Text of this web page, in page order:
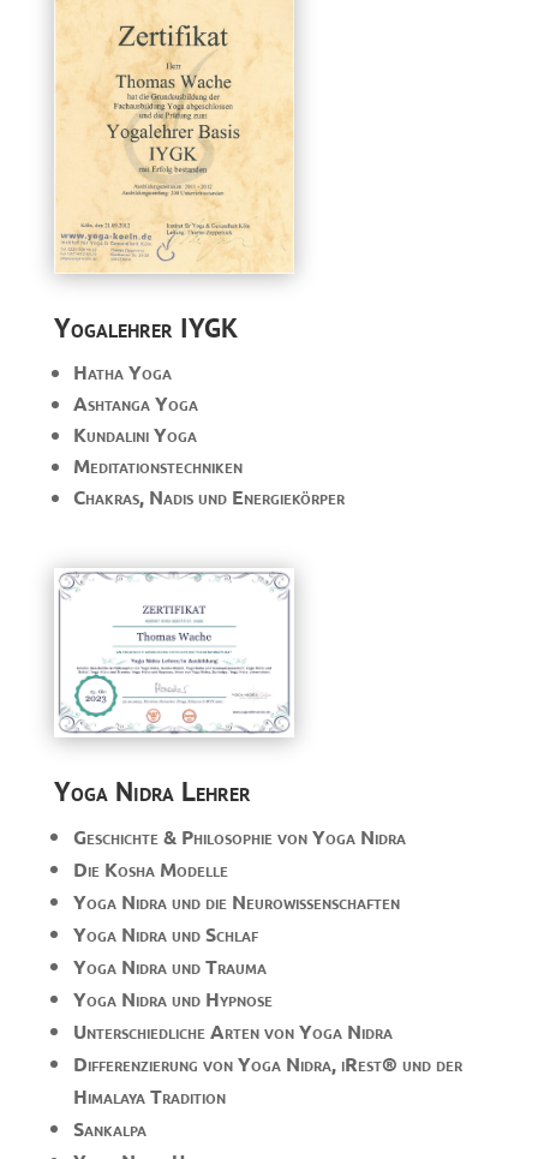
Yogalehrer IYGK
Hatha Yoga
Ashtanga Yoga
Kundalini Yoga
Meditationstechniken
Chakras, Nadis und Energiekörper
Yoga Nidra Lehrer
Geschichte & Philosophie von Yoga Nidra
Die Kosha Modelle
Yoga Nidra und die Neurowissenschaften
Yoga Nidra und Schlaf
Yoga Nidra und Trauma
Yoga Nidra und Hypnose
Unterschiedliche Arten von Yoga Nidra
Differenzierung von Yoga Nidra, iRest® und der
Himalaya Tradition
Sankalpa